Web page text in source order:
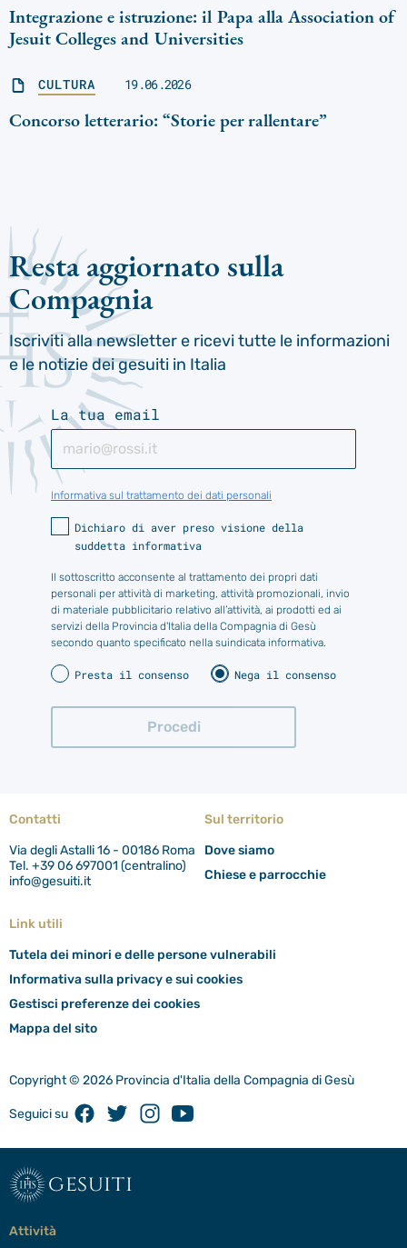
Integrazione e istruzione: il Papa alla Association of
Jesuit Colleges and Universities
CULTURA 19.06.2026
Concorso letterario: “Storie per rallentare”
Resta aggiornato sulla
Compagnia
Iscriviti alla newsletter e ricevi tutte le informazioni
e le notizie dei gesuiti in Italia
La tua email
Informativa sul trattamento dei dati personali
Dichiaro di aver preso visione della
suddetta informativa
Il sottoscritto acconsente al trattamento dei propri dati
personali per attività di marketing, attività promozionali, invio
di materiale pubblicitario relativo all’attività, ai prodotti ed ai
servizi della Provincia d'Italia della Compagnia di Gesù
secondo quanto specificato nella suindicata informativa.
Presta il consenso Nega il consenso
Contatti
Via degli Astalli 16 - 00186 Roma
Tel. +39 06 697001 (centralino)
info@gesuiti.it
Sul territorio
Dove siamo
Chiese e parrocchie
Link utili
Tutela dei minori e delle persone vulnerabili
Informativa sulla privacy e sui cookies
Gestisci preferenze dei cookies
Mappa del sito
Copyright © 2026 Provincia d'Italia della Compagnia di Gesù
Seguici su FacebookTwitterInstagramYoutube
gesuiti
Attività